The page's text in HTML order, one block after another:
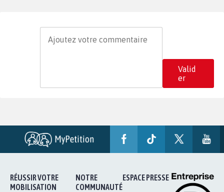
Valid
er
RÉUSSIR VOTRE
MOBILISATION
NOTRE
COMMUNAUTÉ
ESPACE PRESSE